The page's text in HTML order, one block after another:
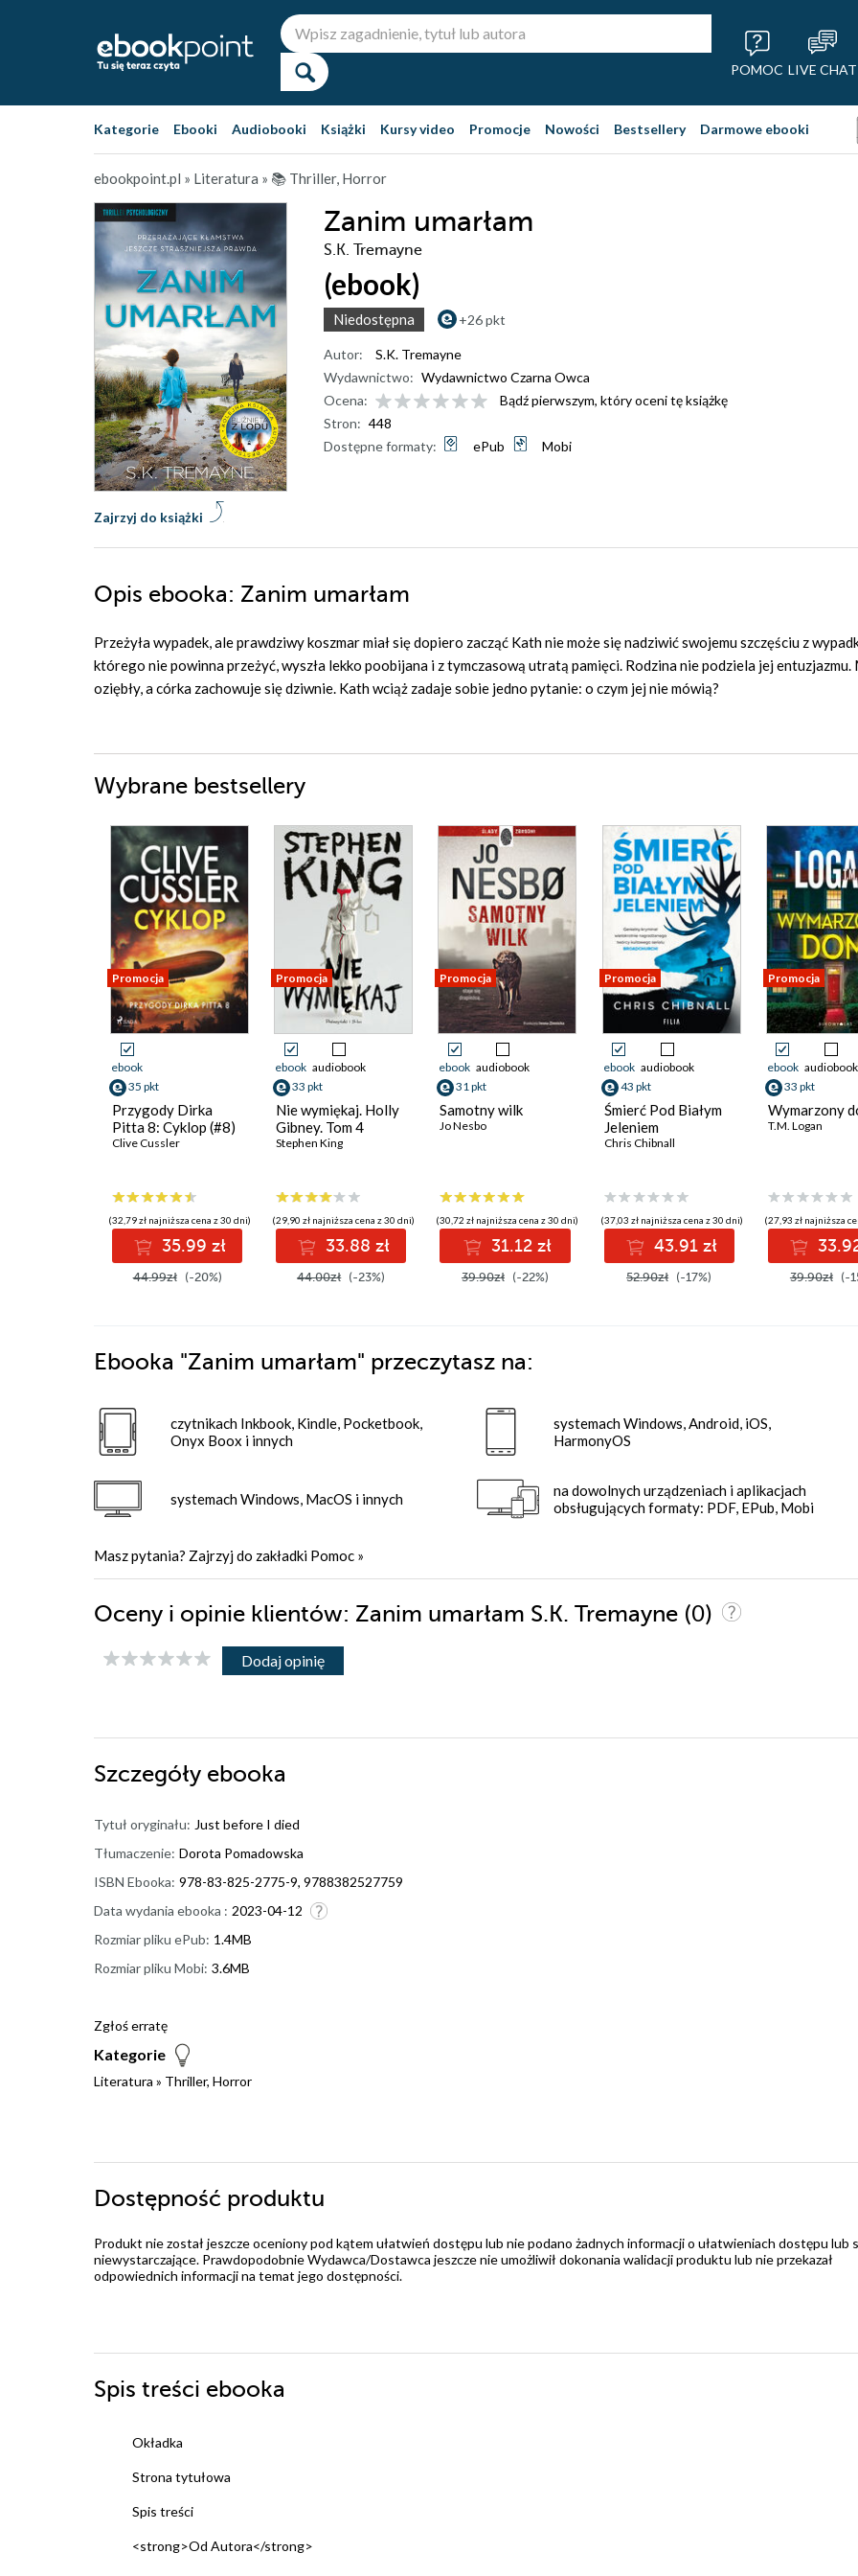
POMOC LIVE CHAT
Kategorie Ebooki Audiobooki Książki Kursy video Promocje Nowości Bestsellery Darmowe ebooki
ebookpoint.pl » Literatura » 📚 Thriller, Horror
Zanim umarłam
S.K. Tremayne
(ebook)
Niedostępna +26 pkt
Zajrzyj do książki
Autor:
S.K. Tremayne
Wydawnictwo: Wydawnictwo Czarna Owca
Ocena:
Bądź pierwszym, który oceni tę książkę
Stron: 448
Dostępne formaty:
ePub Mobi
Opis ebooka: Zanim umarłam
Przeżyła wypadek, ale prawdziwy koszmar miał się dopiero zacząć Kath nie może się nadziwić swojemu szczęściu z
którego nie powinna przeżyć, wyszła lekko poobijana i z tymczasową utratą pamięci. Rodzina nie podziela jej entuzjazmu.
oziębły, a córka zachowuje się dziwnie. Kath wciąż zadaje sobie jedno pytanie: o czym jej nie mówią?
Wybrane bestsellery
Promocja
ebook
35 pkt
Przygody Dirka
Pitta 8: Cyklop (#8)
Clive Cussler
(32,79 zł najniższa cena z 30 dni)
35.99 zł
44.99zł (-20%)
Promocja
ebook audiobook
33 pkt
Nie wymiękaj. Holly
Gibney. Tom 4
Stephen King
(29,90 zł najniższa cena z 30 dni)
33.88 zł
44.00zł (-23%)
Promocja
ebook audiobook
31 pkt
Samotny wilk
Jo Nesbo
(30,72 zł najniższa cena z 30 dni)
31.12 zł
39.90zł (-22%)
Promocja
ebook audiobook
43 pkt
Śmierć Pod Białym
Jeleniem
Chris Chibnall
(37,03 zł najniższa cena z 30 dni)
43.91 zł
52.90zł (-17%)
Promocja
ebook audiobook
33 pkt
Wymarzony
T.M. Logan
(27,93 zł najniższa
39.90zł (-
Ebooka "Zanim umarłam" przeczytasz na:
czytnikach Inkbook, Kindle, Pocketbook,
Onyx Boox i innych
systemach Windows, MacOS i innych
systemach Windows, Android, iOS,
HarmonyOS
na dowolnych urządzeniach i aplikacjach
obsługujących formaty: PDF, EPub, Mobi
Masz pytania? Zajrzyj do zakładki Pomoc »
Oceny i opinie klientów: Zanim umarłam S.K. Tremayne (0)
Dodaj opinię
Szczegóły ebooka
Tytuł oryginału: Just before I died
Tłumaczenie: Dorota Pomadowska
ISBN Ebooka: 978-83-825-2775-9, 9788382527759
Data wydania ebooka : 2023-04-12
Rozmiar pliku ePub: 1.4MB
Rozmiar pliku Mobi: 3.6MB
Zgłoś erratę
Kategorie
Literatura » Thriller, Horror
Dostępność produktu
Produkt nie został jeszcze oceniony pod kątem ułatwień dostępu lub nie podano żadnych informacji o ułatwieniach dostępu lub
niewystarczające. Prawdopodobnie Wydawca/Dostawca jeszcze nie umożliwił dokonania walidacji produktu lub nie przekazał
odpowiednich informacji na temat jego dostępności.
Spis treści ebooka
Okładka
Strona tytułowa
Spis treści
<strong>Od Autora</strong>